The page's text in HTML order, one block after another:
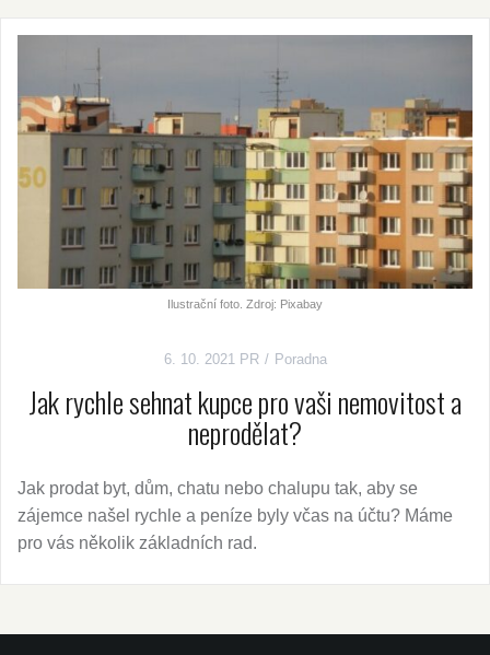
Ilustrační foto. Zdroj: Pixabay
6. 10. 2021 PR Poradna
Jak rychle sehnat kupce pro vaši nemovitost a
neprodělat?
Jak prodat byt, dům, chatu nebo chalupu tak, aby se
zájemce našel rychle a peníze byly včas na účtu? Máme
pro vás několik základních rad.